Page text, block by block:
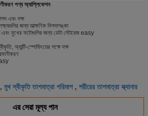
পণ্য অ্যাপ্লিকেশন
এবং দক্ষ
জন্য তাত্ক্ষণিক বিপদাশঙ্কা
এবং মুখের ফটোগুলির জন্য ডেটা স্টোরেজ easy
অ্যান্টি-স্পোফিংয়ের পক্ষে দক্ষ
, মুখ স্বীকৃতি তাপমাত্রা পরিমাপ, শরীরের তাপমাত্রা স্ক্যানার
এর সেরা মূল্য পান